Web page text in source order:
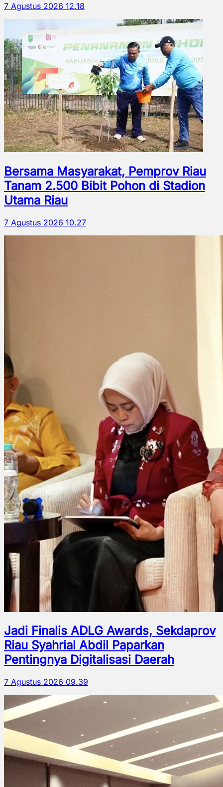
7 Agustus 2026 12.18
Bersama Masyarakat, Pemprov Riau
Tanam 2.500 Bibit Pohon di Stadion
Utama Riau
7 Agustus 2026 10.27
Jadi Finalis ADLG Awards, Sekdaprov
Riau Syahrial Abdil Paparkan
Pentingnya Digitalisasi Daerah
7 Agustus 2026 09.39